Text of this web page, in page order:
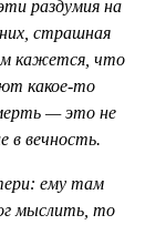
раздумия на
страшная
кажется, что
какое-то
— это не
в вечность.
ему там
мыслить, то